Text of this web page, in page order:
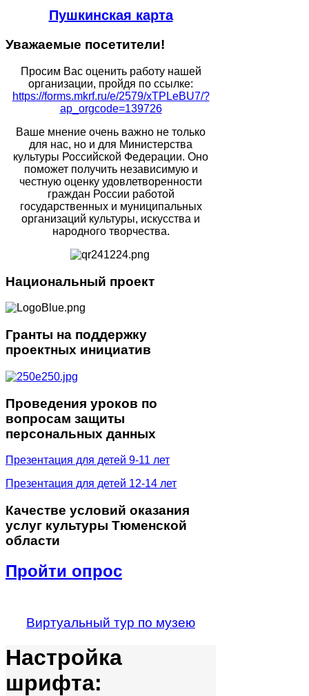
Пушкинская карта
Уважаемые посетители!
Просим Вас оценить работу нашей
организации, пройдя по ссылке:
https://forms.mkrf.ru/e/2579/xTPLeBU7/?
ap_orgcode=139726
Ваше мнение очень важно не только
для нас, но и для Министерства
культуры Российской Федерации. Оно
поможет получить независимую и
честную оценку удовлетворенности
граждан России работой
государственных и муниципальных
организаций культуры, искусства и
народного творчества.
Национальный проект
Гранты на поддержку
проектных инициатив
Проведения уроков по
вопросам защиты
персональных данных
Презентация для детей 9-11 лет
Презентация для детей 12-14 лет
Качестве условий оказания
услуг культуры Тюменской
области
Пройти опрос
Виртуальный тур по музею
Настройка
шрифта: